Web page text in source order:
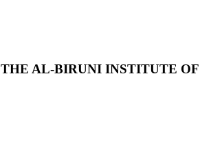
AL-BIRUNI INSTITUTE